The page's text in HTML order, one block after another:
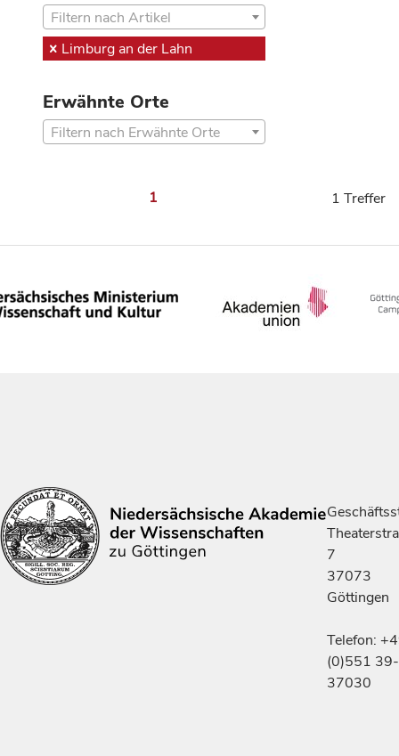
Filtern nach Artikel
Limburg an der Lahn
Erwähnte Orte
Filtern nach Erwähnte Orte
1 1 Treffer
7
37073
Göttingen
Telefon:
(0)551 39-
37030